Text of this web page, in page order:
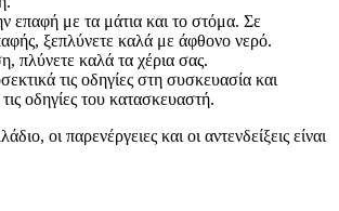
επαφή με τα μάτια και το στόμα. Σε
ξεπλύνετε καλά με άφθονο νερό.
πλύνετε καλά τα χέρια σας.
τις οδηγίες στη συσκευασία και
οδηγίες του κατασκευαστή.
οι παρενέργειες και οι αντενδείξεις είναι